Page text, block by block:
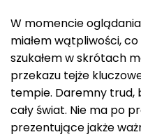
W momencie
miałem wątpliwości,
szukałem w skrótach
przekazu tejże
tempie. Daremny trud,
cały świat. Nie ma po
prezentujące jakże